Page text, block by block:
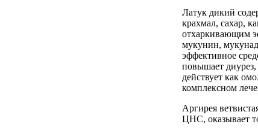
Латук дикий
крахмал, сахар,
отхаркивающим
мукунин,
эффективное
повышает
действует как
комплексном
Аргирея
ЦНС, оказывает